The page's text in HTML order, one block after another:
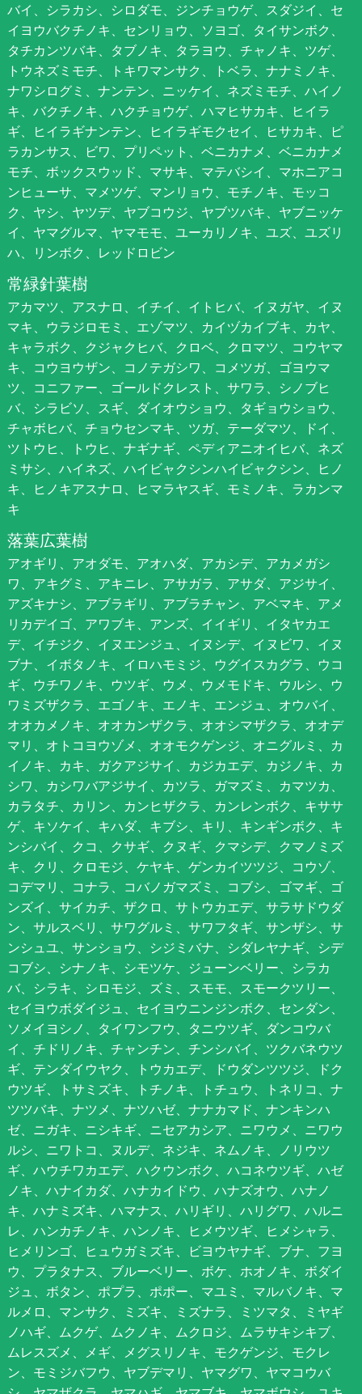
バイ、シラカシ、シロダモ、ジンチョウゲ、スダジイ、セ
イヨウバクチノキ、センリョウ、ソヨゴ、タイサンボク、
タチカンツバキ、タブノキ、タラヨウ、チャノキ、ツゲ、
トウネズミモチ、トキワマンサク、トベラ、ナナミノキ、
ナワシログミ、ナンテン、ニッケイ、ネズミモチ、ハイノ
キ、バクチノキ、ハクチョウゲ、ハマヒサカキ、ヒイラ
ギ、ヒイラギナンテン、ヒイラギモクセイ、ヒサカキ、ピ
ラカンサス、ビワ、プリペット、ベニカナメ、ベニカナメ
モチ、ボックスウッド、マサキ、マテバシイ、マホニアコ
ンヒューサ、マメツゲ、マンリョウ、モチノキ、モッコ
ク、ヤシ、ヤツデ、ヤブコウジ、ヤブツバキ、ヤブニッケ
イ、ヤマグルマ、ヤマモモ、ユーカリノキ、ユズ、ユズリ
ハ、リンボク、レッドロビン
常緑針葉樹
アカマツ、アスナロ、イチイ、イトヒバ、イヌガヤ、イヌ
マキ、ウラジロモミ、エゾマツ、カイヅカイブキ、カヤ、
キャラボク、クジャクヒバ、クロベ、クロマツ、コウヤマ
キ、コウヨウザン、コノテガシワ、コメツガ、ゴヨウマ
ツ、コニファー、ゴールドクレスト、サワラ、シノブヒ
バ、シラビソ、スギ、ダイオウショウ、タギョウショウ、
チャボヒバ、チョウセンマキ、ツガ、テーダマツ、ドイ、
ツトウヒ、トウヒ、ナギナギ、ペディアニオイヒバ、ネズ
ミサシ、ハイネズ、ハイビャクシンハイビャクシン、ヒノ
キ、ヒノキアスナロ、ヒマラヤスギ、モミノキ、ラカンマ
キ
落葉広葉樹
アオギリ、アオダモ、アオハダ、アカシデ、アカメガシ
ワ、アキグミ、アキニレ、アサガラ、アサダ、アジサイ、
アズキナシ、アブラギリ、アブラチャン、アベマキ、アメ
リカデイゴ、アワブキ、アンズ、イイギリ、イタヤカエ
デ、イチジク、イヌエンジュ、イヌシデ、イヌビワ、イヌ
ブナ、イボタノキ、イロハモミジ、ウグイスカグラ、ウコ
ギ、ウチワノキ、ウツギ、ウメ、ウメモドキ、ウルシ、ウ
ワミズザクラ、エゴノキ、エノキ、エンジュ、オウバイ、
オオカメノキ、オオカンザクラ、オオシマザクラ、オオデ
マリ、オトコヨウゾメ、オオモクゲンジ、オニグルミ、カ
イノキ、カキ、ガクアジサイ、カジカエデ、カジノキ、カ
シワ、カシワバアジサイ、カツラ、ガマズミ、カマツカ、
カラタチ、カリン、カンヒザクラ、カンレンボク、キササ
ゲ、キソケイ、キハダ、キブシ、キリ、キンギンボク、キ
ンシバイ、クコ、クサギ、クヌギ、クマシデ、クマノミズ
キ、クリ、クロモジ、ケヤキ、ゲンカイツツジ、コウゾ、
コデマリ、コナラ、コバノガマズミ、コブシ、ゴマギ、ゴ
ンズイ、サイカチ、ザクロ、サトウカエデ、サラサドウダ
ン、サルスベリ、サワグルミ、サワフタギ、サンザシ、サ
ンシュユ、サンショウ、シジミバナ、シダレヤナギ、シデ
コブシ、シナノキ、シモツケ、ジューンベリー、シラカ
バ、シラキ、シロモジ、ズミ、スモモ、スモークツリー、
セイヨウボダイジュ、セイヨウニンジンボク、センダン、
ソメイヨシノ、タイワンフウ、タニウツギ、ダンコウバ
イ、チドリノキ、チャンチン、チンシバイ、ツクバネウツ
ギ、テンダイウヤク、トウカエデ、ドウダンツツジ、ドク
ウツギ、トサミズキ、トチノキ、トチュウ、トネリコ、ナ
ツツバキ、ナツメ、ナツハゼ、ナナカマド、ナンキンハ
ゼ、ニガキ、ニシキギ、ニセアカシア、ニワウメ、ニワウ
ルシ、ニワトコ、ヌルデ、ネジキ、ネムノキ、ノリウツ
ギ、ハウチワカエデ、ハクウンボク、ハコネウツギ、ハゼ
ノキ、ハナイカダ、ハナカイドウ、ハナズオウ、ハナノ
キ、ハナミズキ、ハマナス、ハリギリ、ハリグワ、ハルニ
レ、ハンカチノキ、ハンノキ、ヒメウツギ、ヒメシャラ、
ヒメリンゴ、ヒュウガミズキ、ビヨウヤナギ、ブナ、フヨ
ウ、プラタナス、ブルーベリー、ボケ、ホオノキ、ボダイ
ジュ、ボタン、ポプラ、ポポー、マユミ、マルバノキ、マ
ルメロ、マンサク、ミズキ、ミズナラ、ミツマタ、ミヤギ
ノハギ、ムクゲ、ムクノキ、ムクロジ、ムラサキシキブ、
ムレスズメ、メギ、メグスリノキ、モクゲンジ、モクレ
ン、モミジバフウ、ヤブデマリ、ヤマグワ、ヤマコウバ